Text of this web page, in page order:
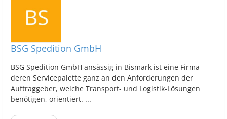
BSG Spedition GmbH
BSG Spedition GmbH ansässig in Bismark ist eine Firma
deren Servicepalette ganz an den Anforderungen der
Auftraggeber, welche Transport- und Logistik-Lösungen
benötigen, orientiert. ...